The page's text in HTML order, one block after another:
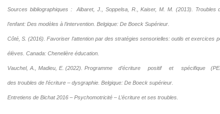
Sources bibliographiques : Albaret, J., Soppelsa, R., Kaiser, M. M. (2013). Troubles
l’enfant: Des modèles à l’intervention. Belgique: De Boeck Supérieur.
Côté, S. (2016). Favoriser l’attention par des stratégies sensorielles: outils et exercices
élèves. Canada: Chenelière éducation.
Vauchel, A., Madieu, E. (2022). Programme d’écriture positif et spécifique
des troubles de l’écriture – dysgraphie. Belgique: De Boeck supérieur.
Entretiens de Bichat 2016 – Psychomotricité – L’écriture et ses troubles.